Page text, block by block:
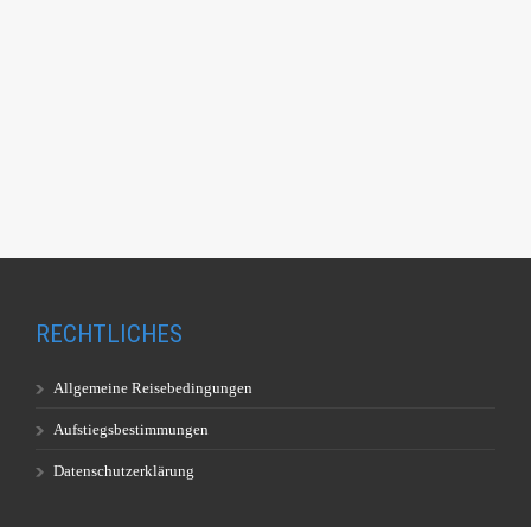
RECHTLICHES
Allgemeine Reisebedingungen
Aufstiegsbestimmungen
Datenschutzerklärung